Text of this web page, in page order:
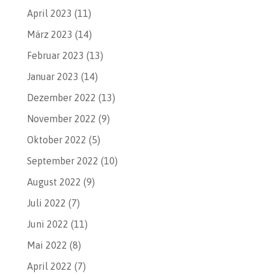
April 2023 (11)
März 2023 (14)
Februar 2023 (13)
Januar 2023 (14)
Dezember 2022 (13)
November 2022 (9)
Oktober 2022 (5)
September 2022 (10)
August 2022 (9)
Juli 2022 (7)
Juni 2022 (11)
Mai 2022 (8)
April 2022 (7)